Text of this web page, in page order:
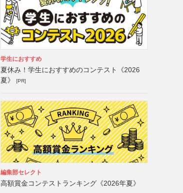
学生におすすめ
夏休み！学生におすすめのコンテスト《2026
夏》
[PR]
編集部セレクト
高額賞金コンテストランキング《2026年夏》